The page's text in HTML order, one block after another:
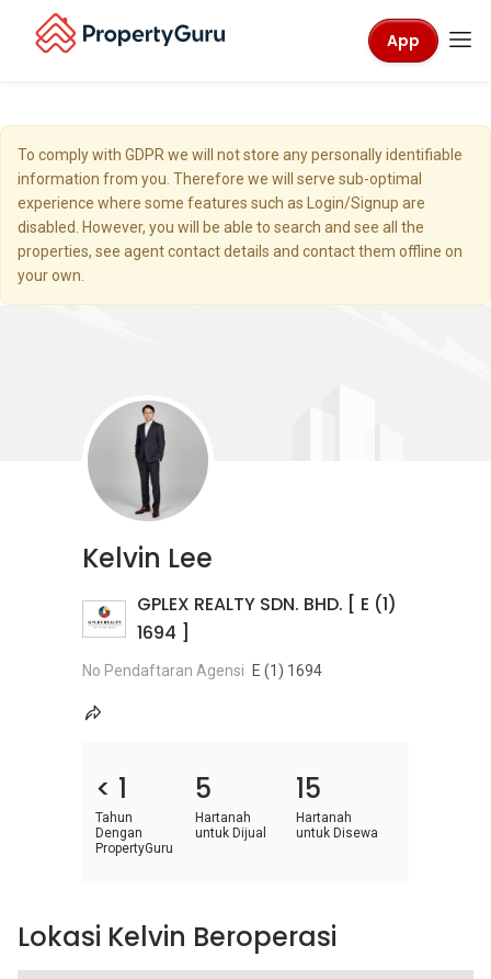
App
To comply with GDPR we will not store any personally identifiable
information from you. Therefore we will serve sub-optimal
experience where some features such as Login/Signup are
disabled. However, you will be able to search and see all the
properties, see agent contact details and contact them offline on
your own.
Kelvin Lee
GPLEX REALTY SDN. BHD. [ E (1)
1694 ]
No Pendaftaran Agensi E (1) 1694
< 1
Tahun
Dengan
PropertyGuru
5
Hartanah
untuk Dijual
15
Hartanah
untuk Disewa
Lokasi Kelvin Beroperasi